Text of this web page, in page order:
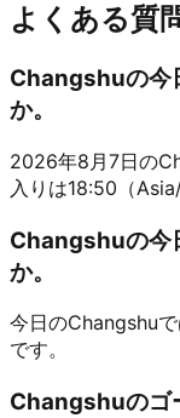
よくある質
Changshuの今
か。
2026年8月7日の
入りは18:50（
Changshuの今
か。
今日のChangshu
です。
Changshuのゴ